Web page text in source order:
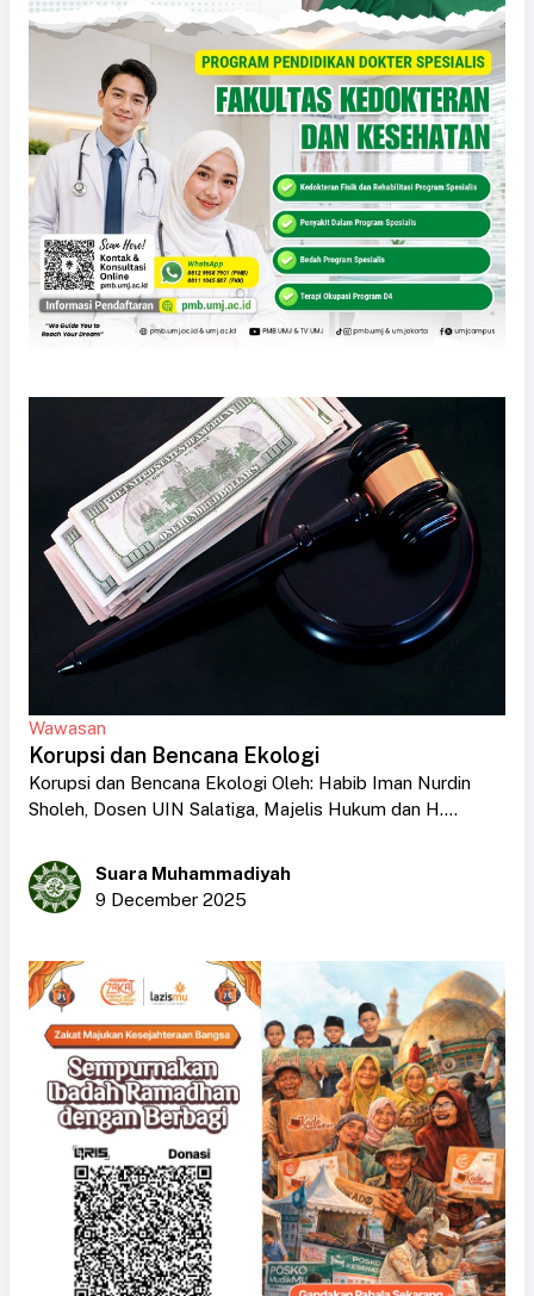
Wawasan
Korupsi dan Bencana Ekologi
Korupsi dan Bencana Ekologi Oleh: Habib Iman Nurdin
Sholeh, Dosen UIN Salatiga, Majelis Hukum dan H....
Suara Muhammadiyah
9 December 2025